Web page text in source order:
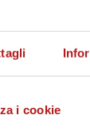
i cookie
Appena
suo modo!
un
0 al Mapei
poi